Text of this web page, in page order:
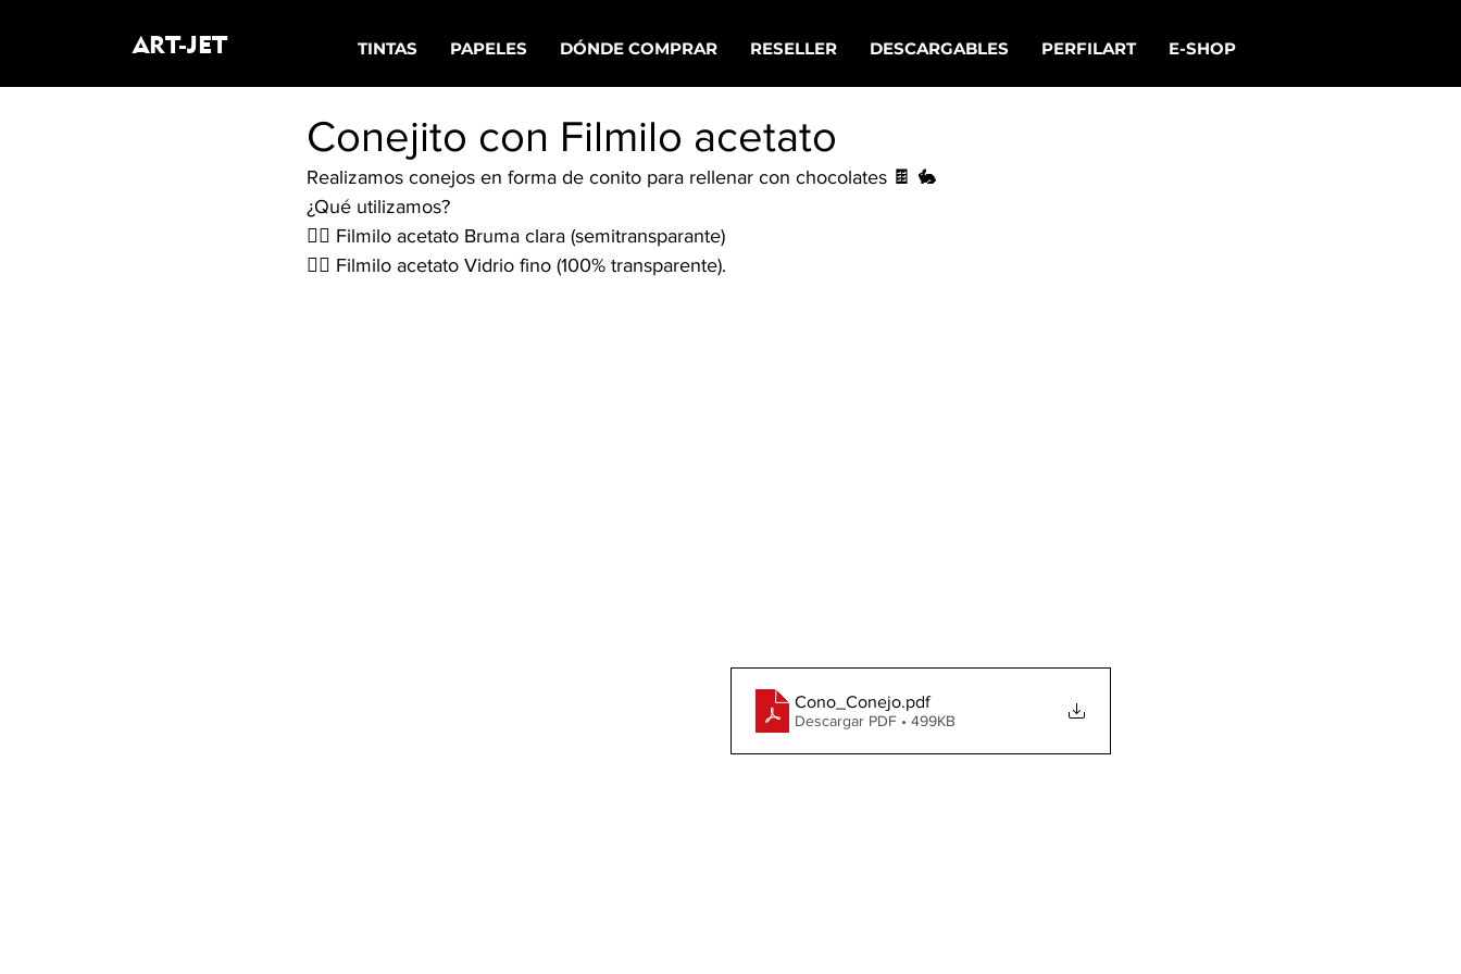
ART-JET TINTAS PAPELES DÓNDE COMPRAR RESELLER DESCARGABLES PERFILART E-SHOP
Conejito con Filmilo acetato
Realizamos conejos en forma de conito para rellenar con chocolates 🍫 🐇
¿Qué utilizamos?
👉🏼 Filmilo acetato Bruma clara (semitransparante)
👉🏼 Filmilo acetato Vidrio fino (100% transparente).
Cono_Conejo.pdf
Descargar PDF • 499KB